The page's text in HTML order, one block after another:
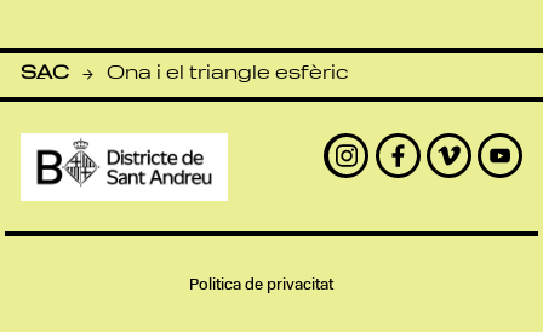
SAC
- Ona i el triangle esfèric
Instagram
Facebook
Vimeo
Politica de privacitat